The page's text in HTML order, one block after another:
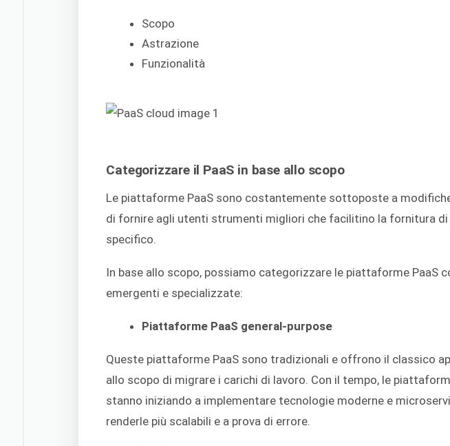
Scopo
Astrazione
Funzionalità
Categorizzare il PaaS in base allo scopo
Le piattaforme PaaS sono costantemente sottoposte a
di fornire agli utenti strumenti migliori che facilitino la fornitura di
specifico.
In base allo scopo, possiamo categorizzare le piattaforme PaaS
emergenti e specializzate:
Piattaforme PaaS general-purpose
Queste piattaforme PaaS sono tradizionali e offrono il classico
allo scopo di migrare i carichi di lavoro. Con il tempo, le
stanno iniziando a implementare tecnologie moderne e
renderle più scalabili e a prova di errore.